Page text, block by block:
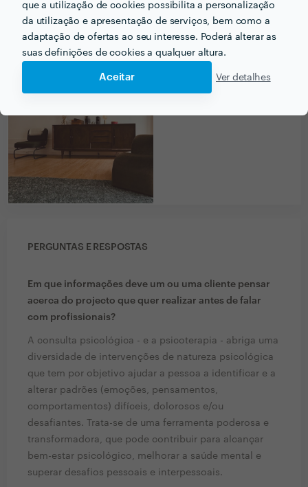
que a utilização de cookies possibilita a personalização
da utilização e apresentação de serviços, bem como a
adaptação de ofertas ao seu interesse. Poderá alterar as
suas definições de cookies a qualquer altura.
Aceitar Ver detalhes
PERGUNTAS E RESPOSTAS
Em que informações deve um ou uma cliente pensar
acerca do projecto que quer realizar antes de falar
com profissionais?
A consulta psicológica - e a psicoterapia - abriga uma
diversidade de intervenções de natureza psicológica
que tem por objetivo ajudar a pessoa a identificar e a
alterar padrões (emoções, pensamentos,
comportamentos) difíceis, dolorosos e/ou
desafiantes. Trata-se de uma ferramenta poderosa e
transformadora, que pode contribuir para alcançar
bem-estar psicológico, melhorar a saúde mental e
superar desafios pessoais e interpessoais.